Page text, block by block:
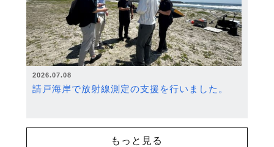
2026.07.08
請戸海岸で放射線測定の支援を行いました。
もっと見る